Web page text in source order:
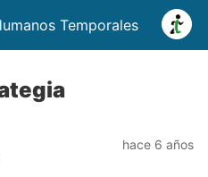
Temporales
hace 6 años